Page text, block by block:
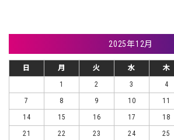
2025年12月
日 月 火 水 木
1
2 3 4
7
8 9 10 11
14
15 16 17 18
21
22 23 24 25